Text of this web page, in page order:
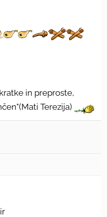
in preproste,
Terezija)